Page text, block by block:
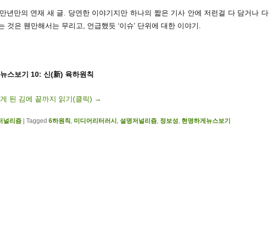
년만의 연재 새 글. 당연한 이야기지만 하나의 짧은 기사 안에 저런걸 다 담거나 다
것은 웬만해서는 무리고, 언급했듯 ‘이슈’ 단위에 대한 이야기.
스보기 10: 신(新) 육하원칙
된 김에 끝까지 읽기(클릭) →
널리즘 | Tagged 6하원칙 미디어리터러시 설명저널리즘 정보성 현명하게뉴스보기